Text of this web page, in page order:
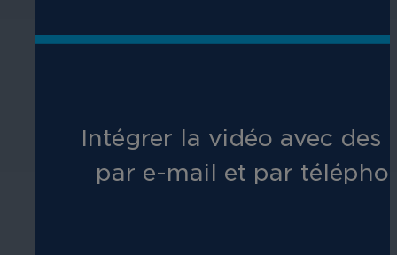
Intégrer la vidéo avec
par e-mail et par